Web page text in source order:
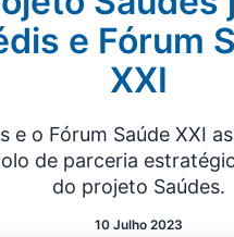
e Fórum
XXI
e o Fórum Saúde XXI
de parceria
do projeto Saúdes.
10 Julho 2023